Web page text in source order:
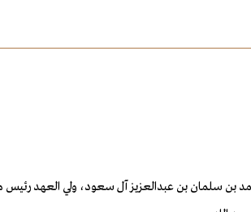
بن سلمان بن عبدالعزيز آل سعود، ولي العهد